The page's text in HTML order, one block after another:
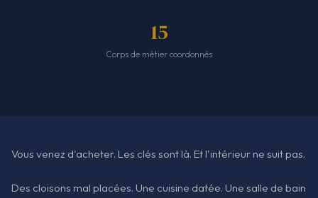
15
Corps de métier coordonnés
Vous venez d'acheter. Les clés sont là. Et l'intérieur ne suit pas.
Des cloisons mal placées. Une cuisine datée. Une salle de bain